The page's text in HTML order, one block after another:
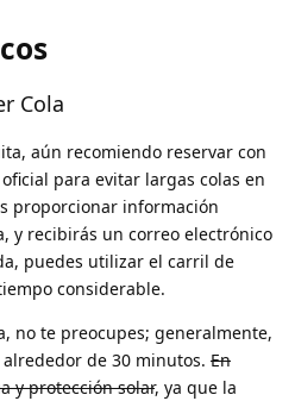
Cola
aún recomiendo reservar con
para evitar largas colas en
proporcionar información
y recibirás un correo electrónico
puedes utilizar el carril de
considerable.
no te preocupes; generalmente,
de 30 minutos. En
y protección solar, ya que la